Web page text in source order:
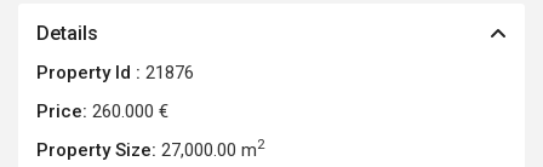
Details
Property Id : 21876
Price: 260.000 €
Property Size: 27,000.00 m2